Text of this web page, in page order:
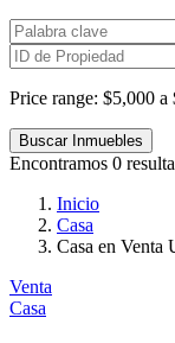
Price range: $5,000 a
Encontramos 0
Inicio
Casa
Casa en Venta
Venta
Casa